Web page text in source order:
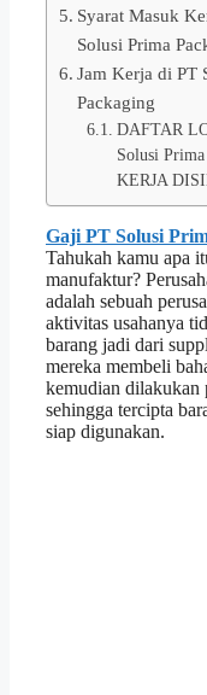
Syarat Masuk
Solusi Prima
Jam Kerja di PT
Packaging
DAFTAR
Solusi
KERJA
Gaji PT Solusi
Tahukah kamu apa
manufaktur?
adalah sebuah
aktivitas usahanya
barang jadi dari
mereka membeli
kemudian dilakukan
sehingga tercipta
siap digunakan.